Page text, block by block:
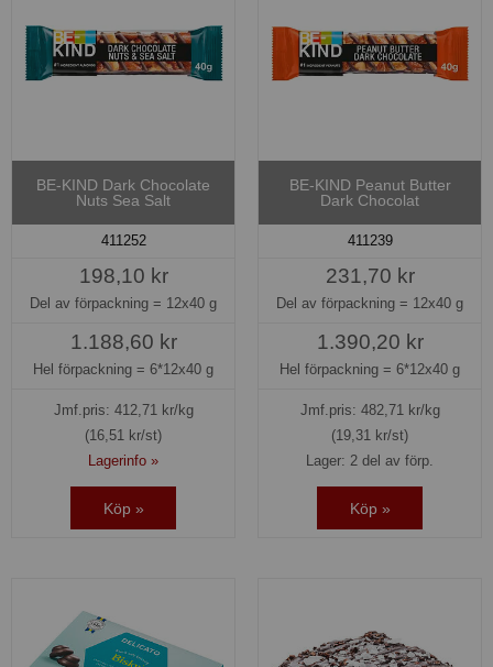
BE-KIND Dark Chocolate
Nuts Sea Salt
411252
198,10 kr
Del av förpackning = 12x40 g
1.188,60 kr
Hel förpackning = 6*12x40 g
Jmf.pris: 412,71 kr/kg
(16,51 kr/st)
Lagerinfo »
Köp »
BE-KIND Peanut Butter
Dark Chocolat
411239
231,70 kr
Del av förpackning = 12x40 g
1.390,20 kr
Hel förpackning = 6*12x40 g
Jmf.pris: 482,71 kr/kg
(19,31 kr/st)
Lager: 2 del av förp.
Köp »